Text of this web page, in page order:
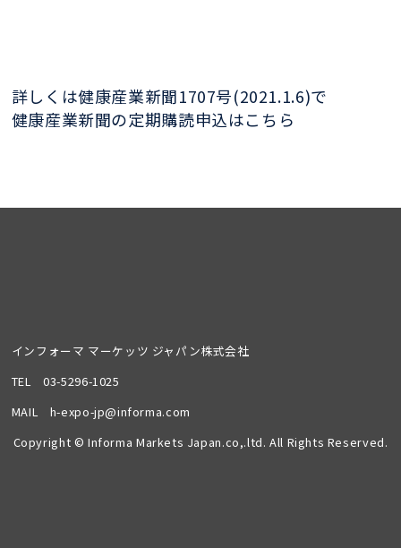
詳しくは健康産業新聞1707号(2021.1.6)で
健康産業新聞の定期購読申込はこちら
インフォーマ マーケッツ ジャパン株式会社
TEL03-5296-1025
MAIL h-expo-jp@informa.com
Copyright © Informa Markets Japan.co,.ltd. All Rights Reserved.